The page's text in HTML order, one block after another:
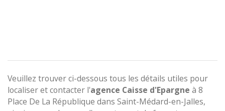
Veuillez trouver ci-dessous tous les détails utiles pour
localiser et contacter l'agence Caisse d'Epargne à 8
Place De La République dans Saint-Médard-en-Jalles,